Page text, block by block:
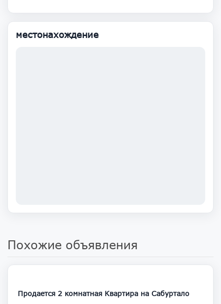
местонахождение
Похожие объявления
120 000
Продается 2 комнатная Квартира на Сабуртало